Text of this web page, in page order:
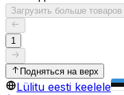
Загрузить больше товаров
1
Подняться на верх
Lülitu eesti keelele